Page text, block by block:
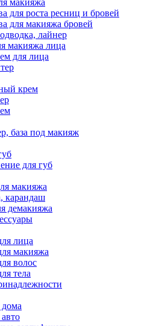
для роста ресниц и бровей
для макияжа бровей
лайнер
макияжа лица
для лица
крем
база под макияж
для губ
макияжа
карандаш
демакияжа
лица
макияжа
волос
тела